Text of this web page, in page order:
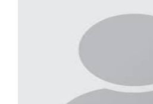
Anh luyện thi PET, Tiếng Anh
Việt Lớp 1, Tiếng Việt Lớp 2,
lóp 4, Tiếng Việt lớp 5, Toán Lớp
3, Toán lớp 4, Toán lớp 5